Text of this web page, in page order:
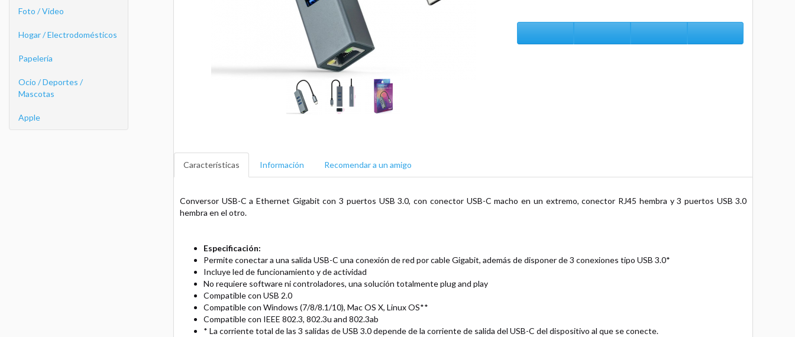
Foto / Video
Hogar / Electrodomésticos
Papelería
Ocio / Deportes /
Mascotas
Apple
Características Información Recomendar a un amigo
Conversor USB-C a Ethernet Gigabit con 3 puertos USB 3.0, con conector USB-C macho en un extremo, conector RJ45 hembra y 3 puertos USB 3.0
hembra en el otro.
Especificación:
Permite conectar a una salida USB-C una conexión de red por cable Gigabit, además de disponer de 3 conexiones tipo USB 3.0*
Incluye led de funcionamiento y de actividad
No requiere software ni controladores, una solución totalmente plug and play
Compatible con USB 2.0
Compatible con Windows (7/8/8.1/10), Mac OS X, Linux OS**
Compatible con IEEE 802.3, 802.3u and 802.3ab
* La corriente total de las 3 salidas de USB 3.0 depende de la corriente de salida del USB-C del dispositivo al que se conecte.